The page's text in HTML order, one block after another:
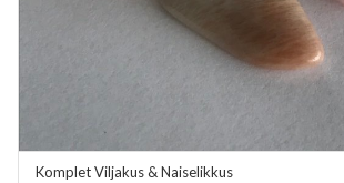
ADD TO CART
Komplet Viljakus & Naiselikkus